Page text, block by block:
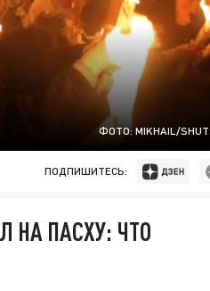
ФОТО: MIKHAIL/
ПОДПИШИТЕСЬ:
НА ПАСХУ: ЧТО